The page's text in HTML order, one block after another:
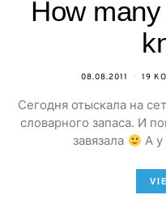
How
08.08.2011 19
Сегодня отыскала на
словарного запаса. И
завязала
А у